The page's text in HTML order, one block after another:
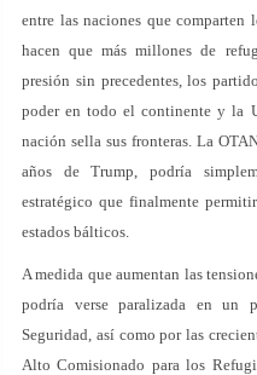
entre las naciones que
hacen que más millones de
presión sin precedentes, los
poder en todo el continente y la
nación sella sus fronteras. La
años de Trump, podría
estratégico que finalmente
estados bálticos.
A medida que aumentan las
podría verse paralizada en un
Seguridad, así como por las
Alto Comisionado para los